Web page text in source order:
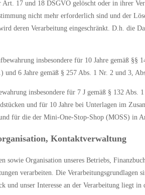
17 und 18 DSGVO gelöscht oder in ihrer
nicht mehr erforderlich sind und der
deren Verarbeitung eingeschränkt. D.h. die
insbesondere für 10 Jahre gemäß
und 6 Jahre gemäß § 257 Abs. 1 Nr. 2 und 3,
insbesondere für 7 J gemäß § 132
und für 10 Jahre bei Unterlagen im
für die der Mini-One-Stop-Shop (MOSS) in
Kontaktverwaltung
sowie Organisation unseres Betriebs,
verarbeiten. Die
und unser Interesse an der Verarbeitung